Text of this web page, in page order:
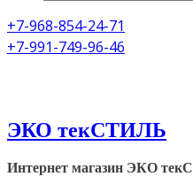
+7-968-854-24-71
+7-991-749-96-46
ЭКО текСТИЛЬ
Интернет магазин ЭКО